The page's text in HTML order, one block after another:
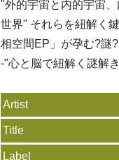
"外的宇宙と内的宇宙
世界" それらを紐解く
相空間EP」が孕む?謎
-"心と脳で紐解く謎解
Artist
Title
Label